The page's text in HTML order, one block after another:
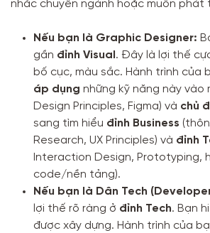
nhắc chuyển ngành hoặc muốn phát
Nếu bạn là Graphic Designer:
gần đỉnh Visual . Đây là lợi thế
bố cục, màu sắc. Hành trình của
áp dụng những kỹ năng này vào
Design Principles, Figma) và chủ
sang tìm hiểu đỉnh Business
Research, UX Principles) và đỉnh
Interaction Design, Prototyping,
code/nền tảng).
Nếu bạn là Dân Tech
lợi thế rõ ràng ở đỉnh Tech. Bạn
được xây dựng. Hành trình của